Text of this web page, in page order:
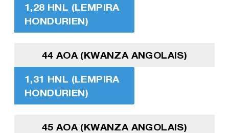
1,28 HNL (LEMPIRA
HONDURIEN)
44 AOA (KWANZA ANGOLAIS)
1,31 HNL (LEMPIRA
HONDURIEN)
45 AOA (KWANZA ANGOLAIS)